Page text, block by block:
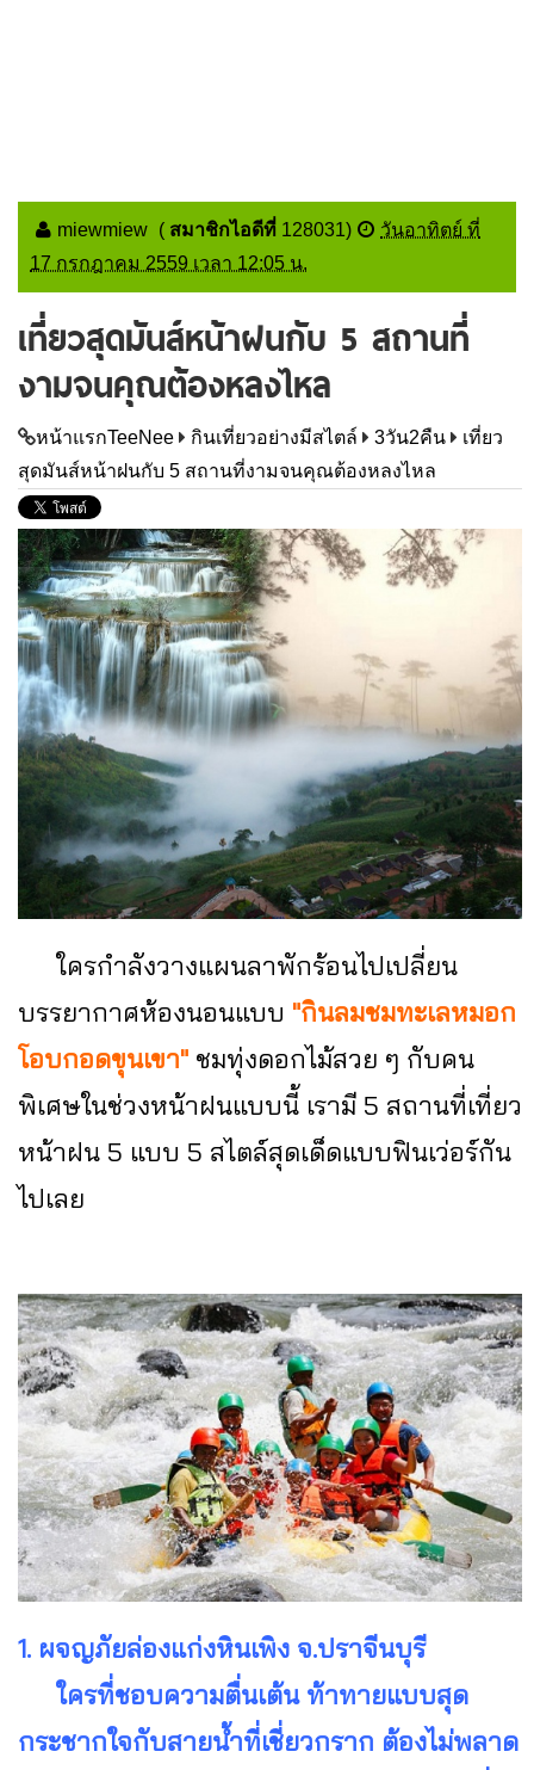
miewmiew ( สมาชิกไอดีที่ 128031)
วันอาทิตย์ ที่
17 กรกฎาคม 2559 เวลา 12:05 น.
เที่ยวสุดมันส์หน้าฝนกับ 5 สถานที่
งามจนคุณต้องหลงไหล
หน้าแรกTeeNee กินเที่ยวอย่างมีสไตล์ 3วัน2คืน
เที่ยว
สุดมันส์หน้าฝนกับ 5 สถานที่งามจนคุณต้องหลงไหล
ใครกำลังวางแผนลาพักร้อนไปเปลี่ยน
บรรยากาศห้องนอนแบบ "กินลมชมทะเลหมอก
โอบกอดขุนเขา" ชมทุ่งดอกไม้สวย ๆ กับคน
พิเศษในช่วงหน้าฝนแบบนี้ เรามี 5 สถานที่เที่ยว
หน้าฝน 5 แบบ 5 สไตล์สุดเด็ดแบบฟินเว่อร์กัน
ไปเลย
1. ผจญภัยล่องแก่งหินเพิง จ.ปราจีนบุรี
ใครที่ชอบความตื่นเต้น ท้าทายแบบสุด
กระชากใจกับสายน้ำที่เชี่ยวกราก ต้องไม่พลาด